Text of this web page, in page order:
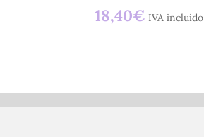
18,40€ IVA incluido